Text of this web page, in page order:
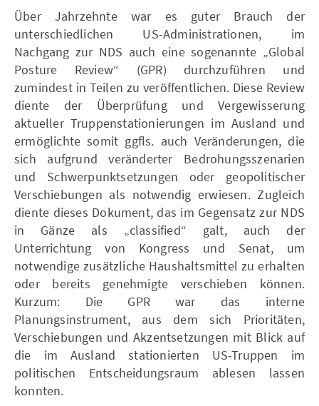
Über Jahrzehnte war es guter Brauch der
unterschiedlichen US-Administrationen, im
Nachgang zur NDS auch eine sogenannte „Global
Posture Review“ (GPR) durchzuführen und
zumindest in Teilen zu veröffentlichen. Diese Review
diente der Überprüfung und Vergewisserung
aktueller Truppenstationierungen im Ausland und
ermöglichte somit ggfls. auch Veränderungen, die
sich aufgrund veränderter Bedrohungsszenarien
und Schwerpunktsetzungen oder geopolitischer
Verschiebungen als notwendig erwiesen. Zugleich
diente dieses Dokument, das im Gegensatz zur NDS
in Gänze als „classified“ galt, auch der
Unterrichtung von Kongress und Senat, um
notwendige zusätzliche Haushaltsmittel zu erhalten
oder bereits genehmigte verschieben können.
Kurzum: Die GPR war das interne
Planungsinstrument, aus dem sich Prioritäten,
Verschiebungen und Akzentsetzungen mit Blick auf
die im Ausland stationierten US-Truppen im
politischen Entscheidungsraum ablesen lassen
konnten.